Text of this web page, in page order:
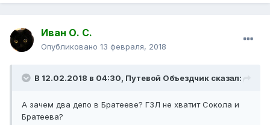
Иван О. С.
Опубликовано 13 февраля, 2018
В 12.02.2018 в 04:30, Путевой Объездчик сказал:
А зачем два депо в Братееве? ГЗЛ не хватит Сокола и
Братеева?